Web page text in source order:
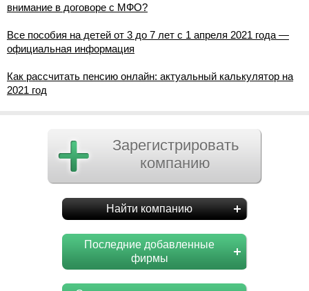
внимание в договоре с МФО?
Все пособия на детей от 3 до 7 лет с 1 апреля 2021 года —
официальная информация
Как рассчитать пенсию онлайн: актуальный калькулятор на
2021 год
Зарегистрировать
компанию
Найти компанию
Последние добавленные
фирмы